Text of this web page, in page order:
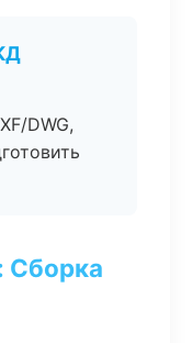
DWG,
Сборка